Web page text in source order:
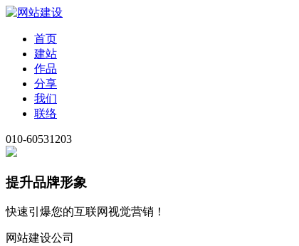
首页
建站
作品
分享
我们
联络
010-60531203
提升品牌形象
快速引爆您的互联网视觉营销！
网站建设公司